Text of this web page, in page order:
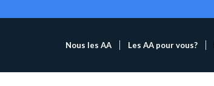
Nous les AA Les AA pour vous?